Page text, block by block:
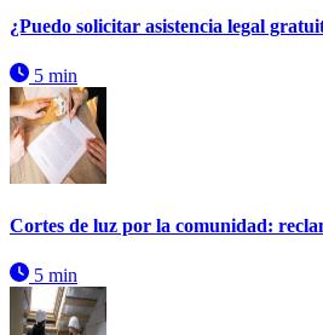
¿Puedo solicitar asistencia legal
5 min
Cortes de luz por la comunidad:
5 min